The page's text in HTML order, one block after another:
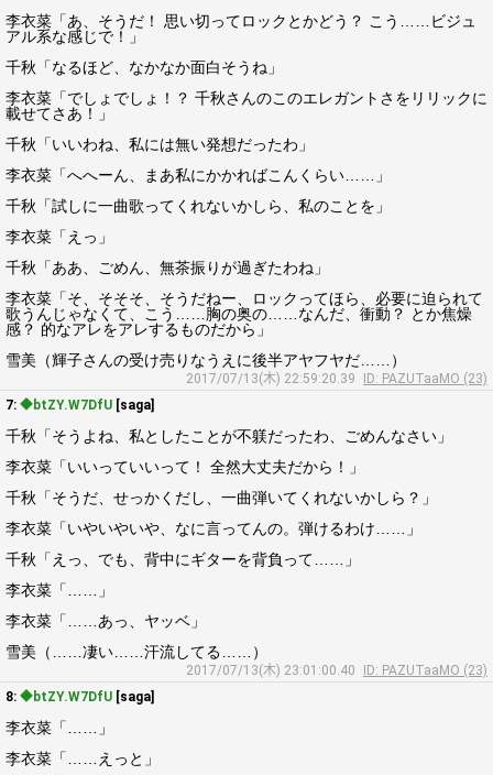
李衣菜「あ、そうだ！ 思い切ってロックとかどう？ こう……ビジュ
アル系な感じで！」
千秋「なるほど、なかなか面白そうね」
李衣菜「でしょでしょ！？ 千秋さんのこのエレガントさをリリックに
載せてさあ！」
千秋「いいわね、私には無い発想だったわ」
李衣菜「へへーん、まあ私にかかればこんくらい……」
千秋「試しに一曲歌ってくれないかしら、私のことを」
李衣菜「えっ」
千秋「ああ、ごめん、無茶振りが過ぎたわね」
李衣菜「そ、そそそ、そうだねー、ロックってほら、必要に迫られて
歌うんじゃなくて、こう……胸の奥の……なんだ、衝動？ とか焦燥
感？ 的なアレをアレするものだから」
雪美（輝子さんの受け売りなうえに後半アヤフヤだ……）
2017/07/13(木) 22:59:20.39
ID: PAZUTaaMO (23)
7: ◆btZY.W7DfU [saga]
千秋「そうよね、私としたことが不躾だったわ、ごめんなさい」
李衣菜「いいっていいって！ 全然大丈夫だから！」
千秋「そうだ、せっかくだし、一曲弾いてくれないかしら？」
李衣菜「いやいやいや、なに言ってんの。弾けるわけ……」
千秋「えっ、でも、背中にギターを背負って……」
李衣菜「……」
李衣菜「……あっ、ヤッベ」
雪美（……凄い……汗流してる……）
2017/07/13(木) 23:01:00.40
ID: PAZUTaaMO (23)
8: ◆btZY.W7DfU [saga]
李衣菜「……」
李衣菜「……えっと」